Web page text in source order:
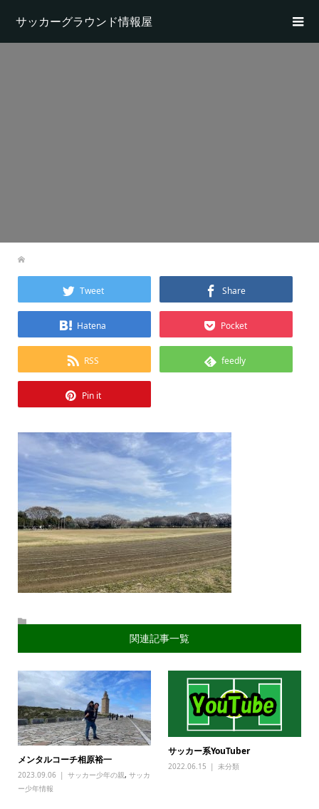
サッカーグラウンド情報屋
Tweet Share
Hatena Pocket
RSS feedly
Pin it
関連記事一覧
メンタルコーチ相原裕一
2023.09.06 サッカー少年の親, サッカ
ー少年情報
サッカー系YouTuber
2022.06.15 未分類